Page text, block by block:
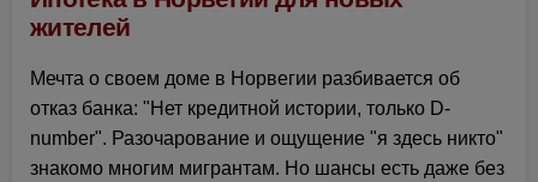
жителей
Мечта о своем доме в Норвегии разбивается об
отказ банка: "Нет кредитной истории, только D-
number". Разочарование и ощущение "я здесь никто"
знакомо многим мигрантам. Но шансы есть даже без